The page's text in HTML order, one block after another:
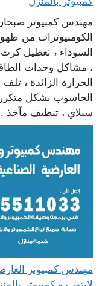
مهندس كمبيوتر
الكومبيوترات من
السوداء ، تعطيل
، مشاكل وحدات
الحرارة الزائدة ،
الحاسوب بشكل متكرر
سبلاي ، تنظيف مآخذ